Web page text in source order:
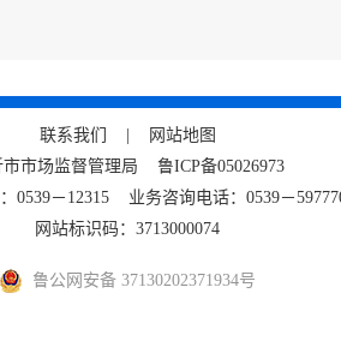
联系我们 |
网站地图
市市场监督管理局 鲁ICP备05026973
0539－12315 业务咨询电话：0539－
网站标识码：3713000074
鲁公网安备 37130202371934号